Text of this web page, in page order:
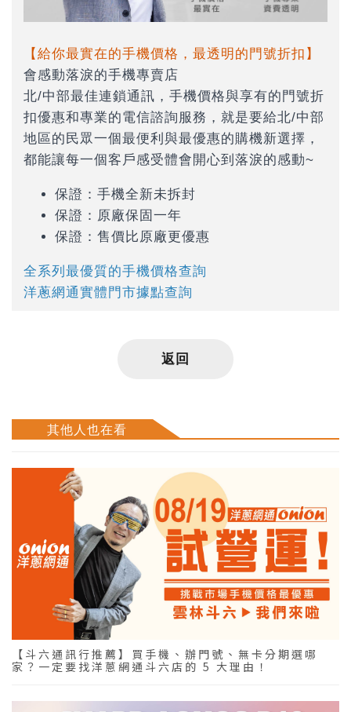
【給你最實在的手機價格，最透明的門號折扣】
會感動落淚的手機專賣店
北/中部最佳連鎖通訊，手機價格與享有的門號折
扣優惠和專業的電信諮詢服務，就是要給北/中部
地區的民眾一個最便利與最優惠的購機新選擇，
都能讓每一個客戶感受體會開心到落淚的感動~
保證：手機全新未拆封
保證：原廠保固一年
保證：售價比原廠更優惠
全系列最優質的手機價格查詢
洋蔥網通實體門市據點查詢
返回
其他人也在看
【斗六通訊行推薦】買手機、辦門號、無卡分期選哪
家？一定要找洋蔥網通斗六店的 5 大理由！